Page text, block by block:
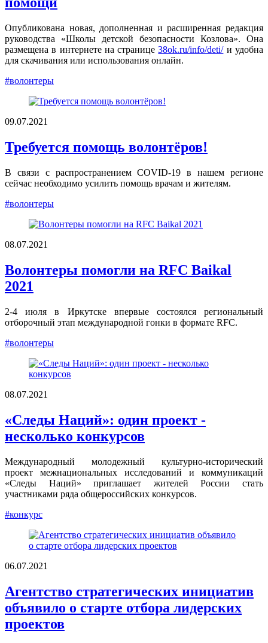
Опубликована новая, дополненная и расширенная редакция
руководства «Школы детской безопасности Козлова». Она
размещена в интернете на странице38ok.ru/info/deti/и удобна
для скачивания или использования онлайн.
#волонтеры
09.07.2021
Требуется помощь волонтёров!
В связи с распространением COVID-19 в нашем регионе
сейчас необходимо усилить помощь врачам и жителям.
#волонтеры
08.07.2021
Волонтеры помогли на RFC Baikal
2021
2-4 июля в Иркутске впервые состоялся региональный
отборочный этап международной гонки в формате RFC.
#волонтеры
08.07.2021
«Следы Наций»: один проект -
несколько конкурсов
Международный молодежный культурно-исторический
проект межнациональных исследований и коммуникаций
«Следы Наций» приглашает жителей России стать
участниками ряда общероссийских конкурсов.
#конкурс
06.07.2021
Агентство стратегических инициатив
объявило о старте отбора лидерских
проектов